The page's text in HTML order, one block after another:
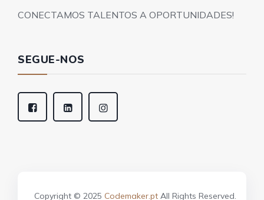
CONECTAMOS TALENTOS A OPORTUNIDADES!
SEGUE-NOS
Copyright © 2025 Codemaker.ptAll Rights Reserved.